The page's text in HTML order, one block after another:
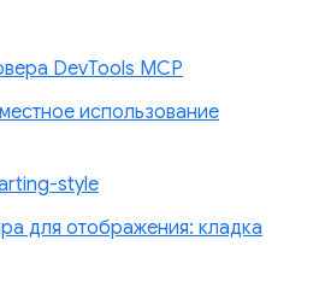
DevTools MCP
использование
style
для отображения: кладка